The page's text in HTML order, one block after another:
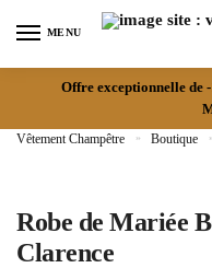
MENU
Offre exceptionnelle de
Vêtement Champêtre » Boutique »
Robe de Mariée
Clarence